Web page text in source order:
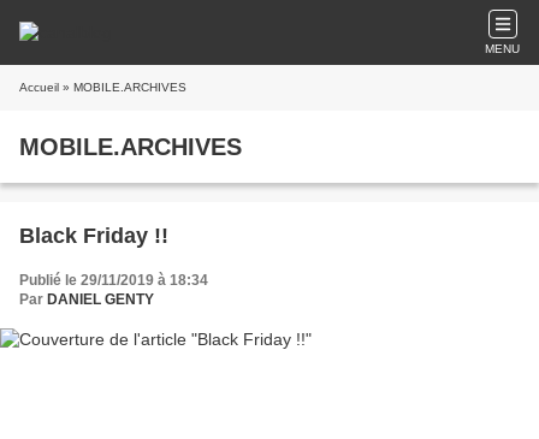
MENU
Accueil » MOBILE.ARCHIVES
MOBILE.ARCHIVES
Black Friday !!
Publié le 29/11/2019 à 18:34
Par DANIEL GENTY